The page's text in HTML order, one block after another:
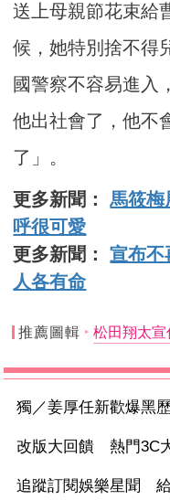
送上母親節花束給
候，她特別捨不得
國警察不容易進入
他出社會了，他不
了」。
更多新聞：馬筱
呼很可愛
更多新聞：宣布不
人各有命
推薦圖輯 松田翔太宣
獨／姜厚任新歡爆黑
改版大回饋 熱門3C
追蹤訂閱娛樂星聞